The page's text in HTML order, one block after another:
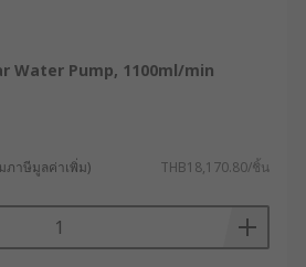
Water Pump, 1100ml/min
ภาษีมูลค่าเพิ่ม) THB18,170.80/ชิ้น